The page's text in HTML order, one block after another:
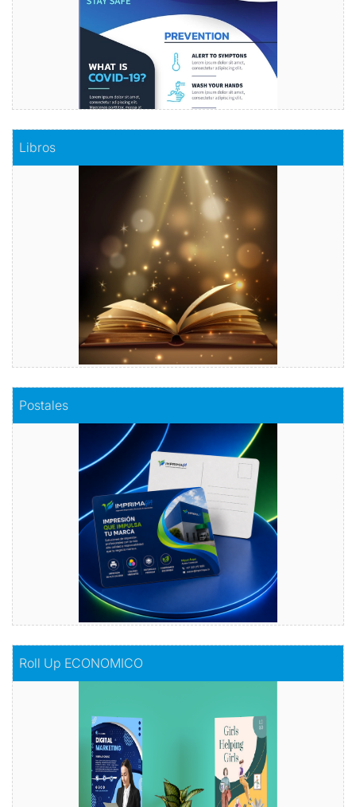
Libros
Haz realidad tu historia
Comprar
Comprar
Postales
Dale vida a tus emociones con nuestras
postales.
Comprar
Comprar
Roll Up ECONOMICO
Comprar